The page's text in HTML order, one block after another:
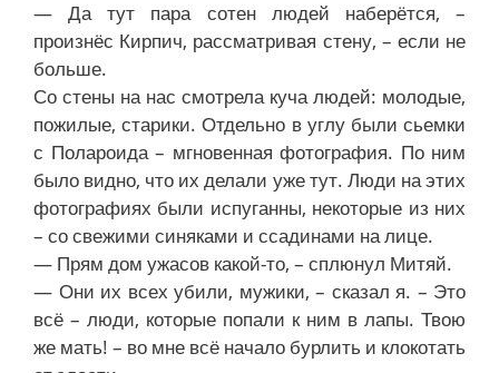
— Да тут пара сотен людей наберётся, –
произнёс Кирпич, рассматривая стену, – если не
больше.
Со стены на нас смотрела куча людей: молодые,
пожилые, старики. Отдельно в углу были сьемки
с Полароида – мгновенная фотография. По ним
было видно, что их делали уже тут. Люди на этих
фотографиях были испуганны, некоторые из них
– со свежими синяками и ссадинами на лице.
— Прям дом ужасов какой-то, – сплюнул Митяй.
— Они их всех убили, мужики, – сказал я. – Это
всё – люди, которые попали к ним в лапы. Твою
же мать! – во мне всё начало бурлить и клокотать